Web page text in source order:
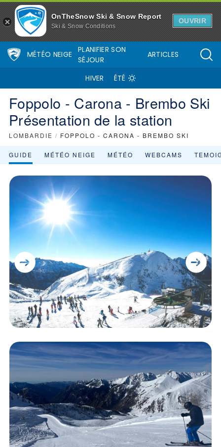
OnTheSnow Ski & Snow Report
Ski & Snow Conditions
OUVRIR
MÉTÉO NEIGE
PLANIFIER SON
SÉJOUR
ARTICLES
HIVER ÉTÉ
Foppolo - Carona - Brembo Ski
Présentation de la station
LOMBARDIE / FOPPOLO - CARONA - BREMBO SKI
GUIDE MÉTÉO NEIGE MÉTÉO WEBCAMS